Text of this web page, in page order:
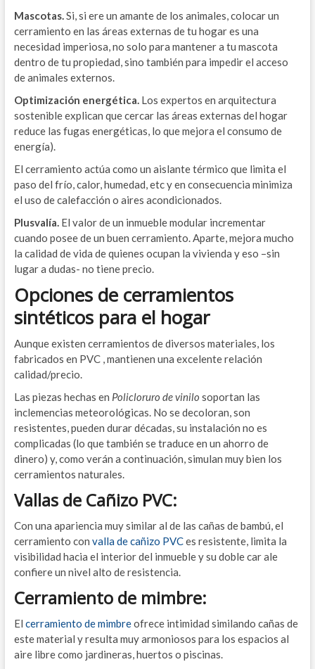
Mascotas.Si, si ere un amante de los animales, colocar un
cerramiento en las áreas externas de tu hogar es una
necesidad imperiosa, no solo para mantener a tu mascota
dentro de tu propiedad, sino también para impedir el acceso
de animales externos.
Optimización energética. Los expertos en arquitectura
sostenible explican que cercar las áreas externas del hogar
reduce las fugas energéticas, lo que mejora el consumo de
energía).
El cerramiento actúa como un aislante térmico que limita el
paso del frío, calor, humedad, etc y en consecuencia minimiza
el uso de calefacción o aires acondicionados.
Plusvalía.El valor de un inmueble modular incrementar
cuando posee de un buen cerramiento. Aparte, mejora mucho
la calidad de vida de quienes ocupan la vivienda y eso –sin
lugar a dudas- no tiene precio.
Opciones de cerramientos
sintéticos para el hogar
Aunque existen cerramientos de diversos materiales, los
fabricados en PVC , mantienen una excelente relación
calidad/precio.
Las piezas hechas en Policloruro de vinilo soportan las
inclemencias meteorológicas. No se decoloran, son
resistentes, pueden durar décadas, su instalación no es
complicadas (lo que también se traduce en un ahorro de
dinero) y, como verán a continuación, simulan muy bien los
cerramientos naturales.
Vallas de Cañizo PVC:
Con una apariencia muy similar al de las cañas de bambú, el
cerramiento con valla de cañizo PVCes resistente, limita la
visibilidad hacia el interior del inmueble y su doble car ale
confiere un nivel alto de resistencia.
Cerramiento de mimbre:
El cerramiento de mimbreofrece intimidad similando cañas de
este material y resulta muy armoniosos para los espacios al
aire libre como jardineras, huertos o piscinas.